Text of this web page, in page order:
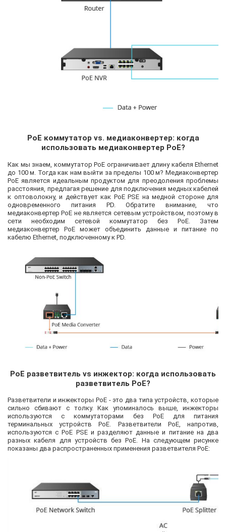
PoE коммутатор vs. медиаконвертер: когда
использовать медиаконвертер PoE?
Как мы знаем, коммутатор PoE ограничивает длину кабеля Ethernet
до 100 м. Тогда как нам выйти за пределы 100 м? Медиаконвертер
PoE является идеальным продуктом для преодоления проблемы
расстояния, предлагая решение для подключения медных кабелей
к оптоволокну, и действует как PoE PSE на медной стороне для
одновременного питания PD. Обратите внимание, что
медиаконвертер PoE не является сетевым устройством, поэтому в
сети необходим сетевой коммутатор без PoE. Затем
медиаконвертер PoE может объединить данные и питание по
кабелю Ethernet, подключенному к PD.
PoE разветвитель vs инжектор: когда использовать
разветвитель PoE?
Разветвители и инжекторы PoE - это два типа устройств, которые
сильно сбивают с толку. Как упоминалось выше, инжекторы
используются с коммутаторами без PoE для питания
терминальных устройств PoE. Разветвители PoE, напротив,
используются с PoE PSE и разделяют данные и питание на два
разных кабеля для устройств без PoE. На следующем рисунке
показаны два распространенных применения разветвителя PoE: